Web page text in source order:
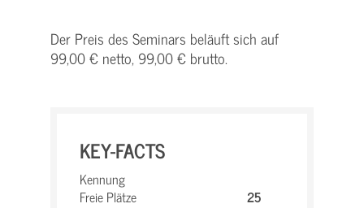
Der Preis des Seminars beläuft sich auf
99,00 € netto, 99,00 € brutto.
KEY-FACTS
Kennung
Freie Plätze
25